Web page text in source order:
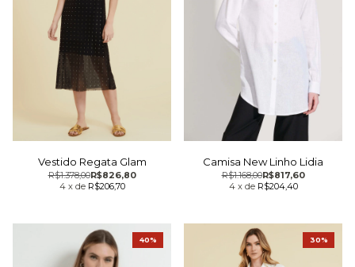
Vestido Regata Glam
R$826,80
R$1.378,00
4 x de R$206,70
Camisa New Linho Lidia
R$817,60
R$1.168,00
4 x de R$204,40
40% 30%